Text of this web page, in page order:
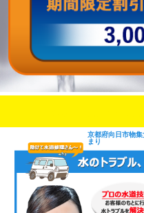
京都府向日市物
まり